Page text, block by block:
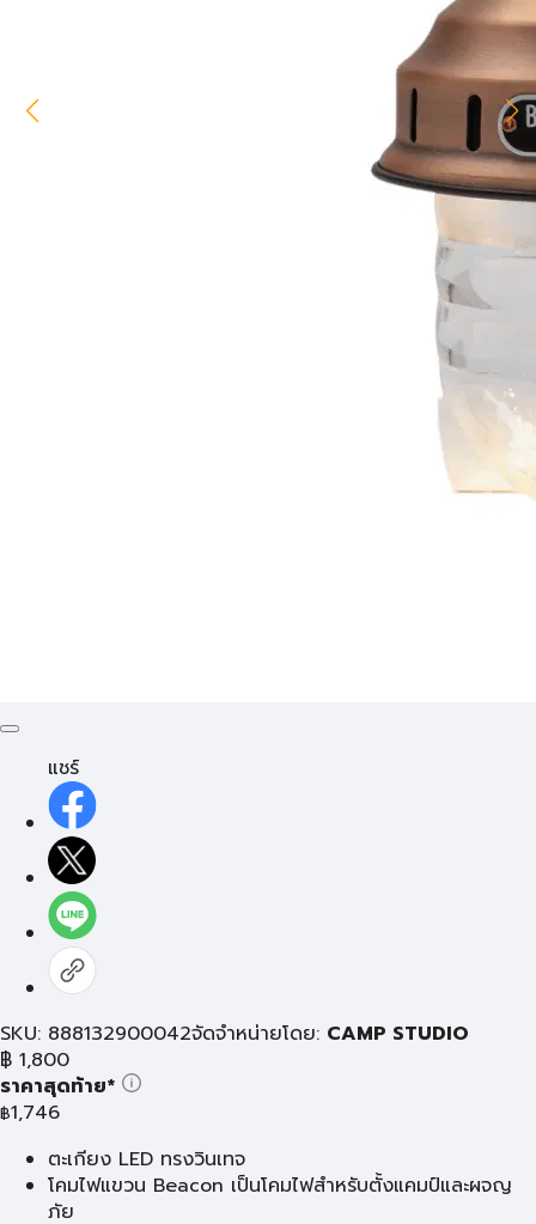
แชร์
SKU: 888132900042จัดจำหน่ายโดย: CAMP STUDIO
฿ 1,800
ราคาสุดท้าย*
฿1,746
ตะเกียง LED ทรงวินเทจ
โคมไฟแขวน Beacon เป็นโคมไฟสำหรับตั้งแคมป์และผจญ
ภัย